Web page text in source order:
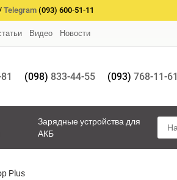
Telegram (093) 600-51-11
Видео Новости
(098) 833-44-55 (093) 768-11-61
Зарядные устройства для
АКБ
Plus